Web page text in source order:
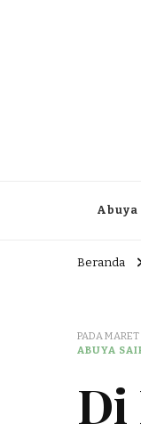
Beranda
PADAMARET
ABUYA
Di